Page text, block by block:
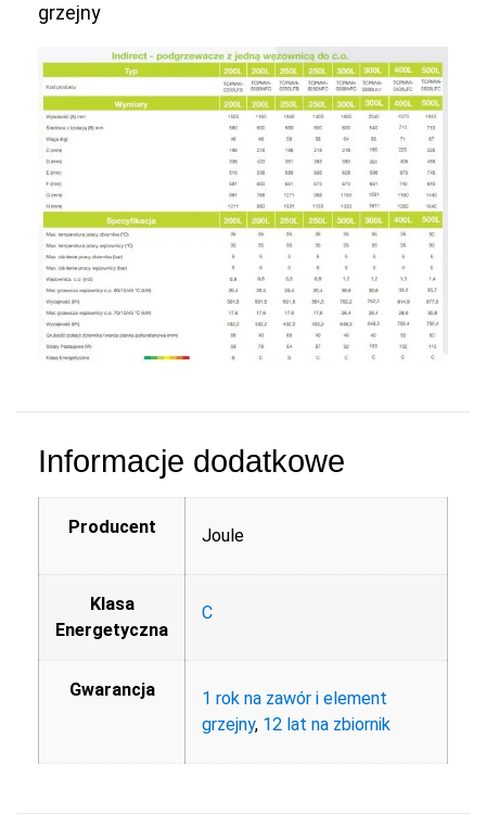
grzejny
Informacje dodatkowe
Producent Joule
Klasa
Energetyczna
C
Gwarancja
1 rok na zawór i element
grzejny, 12 lat na zbiornik